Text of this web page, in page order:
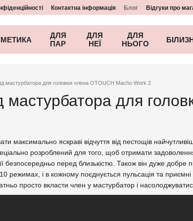
Контактна інформація Блог Відгуки про
ДЛЯ
ПАР
ДЛЯ
НЕЇ
ДЛЯ
НЬОГО
мастурбатора для головки члена OTOUCH Macho Work 2
мастурбатора для
максимально яскраві відчуття від пестощів
розроблений для того, щоб отримати
безпосередньо перед близькістю. Також він дуже
режимах, і в кожному поєднується пульсація та приємні
просто вкласти член у мастурбатор і